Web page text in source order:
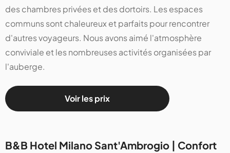
des chambres privées et des dortoirs. Les espaces
communs sont chaleureux et parfaits pour rencontrer
d'autres voyageurs. Nous avons aimé l'atmosphère
conviviale et les nombreuses activités organisées par
l'auberge​​​​​​.
Voir les prix
B&B Hotel Milano Sant'Ambrogio | Confort